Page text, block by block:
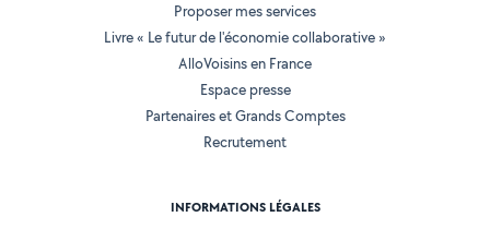
Proposer mes services
Livre « Le futur de l'économie collaborative »
AlloVoisins en France
Espace presse
Partenaires et Grands Comptes
Recrutement
INFORMATIONS LÉGALES